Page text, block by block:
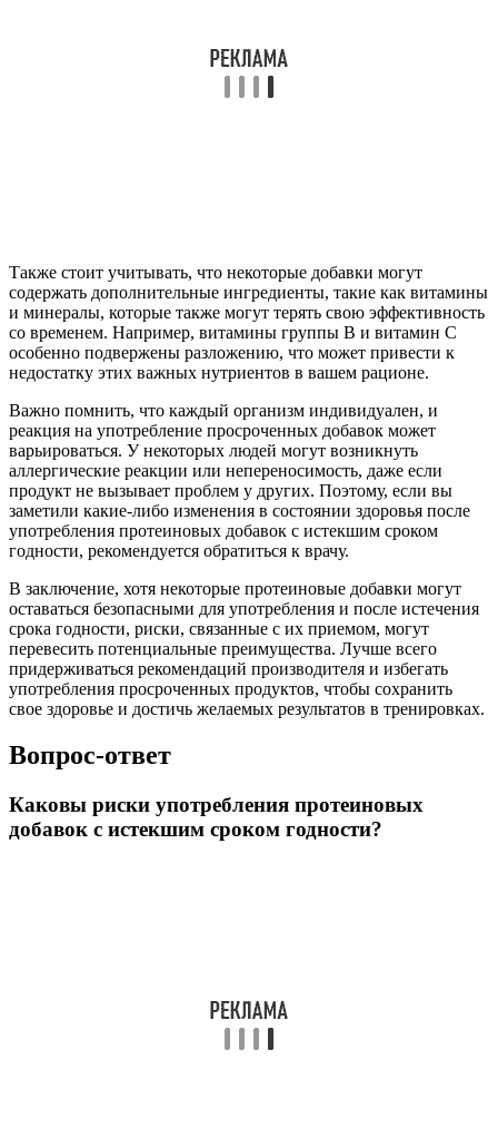
Также стоит учитывать, что некоторые добавки могут
содержать дополнительные ингредиенты, такие как витамины
и минералы, которые также могут терять свою эффективность
со временем. Например, витамины группы B и витамин C
особенно подвержены разложению, что может привести к
недостатку этих важных нутриентов в вашем рационе.
Важно помнить, что каждый организм индивидуален, и
реакция на употребление просроченных добавок может
варьироваться. У некоторых людей могут возникнуть
аллергические реакции или непереносимость, даже если
продукт не вызывает проблем у других. Поэтому, если вы
заметили какие-либо изменения в состоянии здоровья после
употребления протеиновых добавок с истекшим сроком
годности, рекомендуется обратиться к врачу.
В заключение, хотя некоторые протеиновые добавки могут
оставаться безопасными для употребления и после истечения
срока годности, риски, связанные с их приемом, могут
перевесить потенциальные преимущества. Лучше всего
придерживаться рекомендаций производителя и избегать
употребления просроченных продуктов, чтобы сохранить
свое здоровье и достичь желаемых результатов в тренировках.
Вопрос-ответ
Каковы риски употребления протеиновых
добавок с истекшим сроком годности?